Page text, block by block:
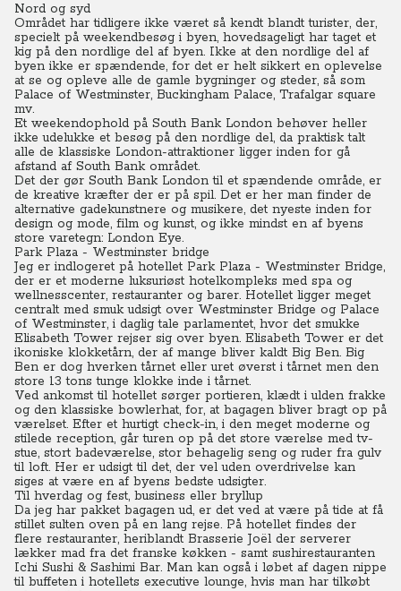
Nord og syd
Området har tidligere ikke været så kendt blandt turister, der,
specielt på weekendbesøg i byen, hovedsageligt har taget et
kig på den nordlige del af byen. Ikke at den nordlige del af
byen ikke er spændende, for det er helt sikkert en oplevelse
at se og opleve alle de gamle bygninger og steder, så som
Palace of Westminster, Buckingham Palace, Trafalgar square
mv.
Et weekendophold på South Bank London behøver heller
ikke udelukke et besøg på den nordlige del, da praktisk talt
alle de klassiske London-attraktioner ligger inden for gå
afstand af South Bank området.
Det der gør South Bank London til et spændende område, er
de kreative kræfter der er på spil. Det er her man finder de
alternative gadekunstnere og musikere, det nyeste inden for
design og mode, film og kunst, og ikke mindst en af byens
store varetegn: London Eye.
Park Plaza - Westminster bridge
Jeg er indlogeret på hotellet Park Plaza - Westminster Bridge,
der er et moderne luksuriøst hotelkompleks med spa og
wellnesscenter, restauranter og barer. Hotellet ligger meget
centralt med smuk udsigt over Westminster Bridge og Palace
of Westminster, i daglig tale parlamentet, hvor det smukke
Elisabeth Tower rejser sig over byen. Elisabeth Tower er det
ikoniske klokketårn, der af mange bliver kaldt Big Ben. Big
Ben er dog hverken tårnet eller uret øverst i tårnet men den
store 13 tons tunge klokke inde i tårnet.
Ved ankomst til hotellet sørger portieren, klædt i ulden frakke
og den klassiske bowlerhat, for, at bagagen bliver bragt op på
værelset. Efter et hurtigt check-in, i den meget moderne og
stilede reception, går turen op på det store værelse med tv-
stue, stort badeværelse, stor behagelig seng og ruder fra gulv
til loft. Her er udsigt til det, der vel uden overdrivelse kan
siges at være en af byens bedste udsigter.
Til hverdag og fest, business eller bryllup
Da jeg har pakket bagagen ud, er det ved at være på tide at få
stillet sulten oven på en lang rejse. På hotellet findes der
flere restauranter, heriblandt Brasserie Joël der serverer
lækker mad fra det franske køkken - samt sushirestauranten
Ichi Sushi & Sashimi Bar. Man kan også i løbet af dagen nippe
til buffeten i hotellets executive lounge, hvis man har tilkøbt